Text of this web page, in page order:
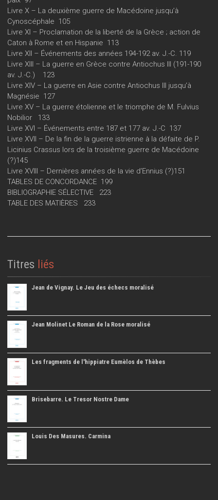
Livre X – La deuxième guerre de Macédoine jusqu’à
Cynoscéphale 105
Livre XI – Proclamation de la liberté de la Grèce ; action de
Caton à Rome et en Hispanie 113
Livre XII – Événements des années 194-192 av. J.-C. 119
Livre XIII – La guerre en Grèce contre Antiochus III (191-190
av. J.-C.) 123
Livre XIV – La guerre en Asie contre Antiochus III jusqu’à
Magnésie 127
Livre XV – La guerre étolienne et le triomphe de M. Fulvius
Nobilior 133
Livre XVI – Événements entre 187 et 177 av. J.-C 137
Livre XVII – De la fin de la guerre istrienne à la défaite de P.
Licinius Crassus lors de la troisième guerre de Macédoine
(?)145
Livre XVIII – Dernières années de la vie d’Ennius (?)151
TABLES DE CONCORDANCE 199
BIBLIOGRAPHIE SÉLECTIVE 223
TABLE DES MATIÈRES 233
Titres liés
Jean de Vignay. Le Jeu des échecs moralisé
Jean Molinet Le Roman de la Rose moralisé
Les fragments de l'hippiatre Eumèlos de Thèbes
Brisebarre. Le Tresor Nostre Dame
Louis Des Masures. Carmina